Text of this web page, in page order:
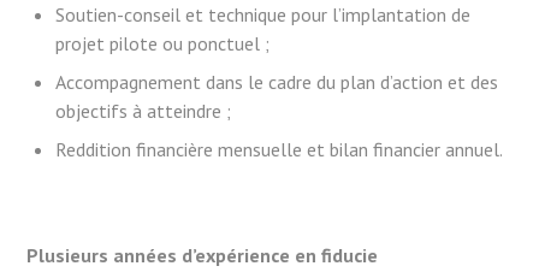
Soutien-conseil et technique pour l’implantation de
projet pilote ou ponctuel ;
Accompagnement dans le cadre du plan d’action et des
objectifs à atteindre ;
Reddition financière mensuelle et bilan financier annuel.
Plusieurs années d’expérience en fiducie